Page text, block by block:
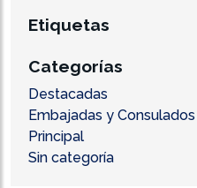
Etiquetas
Categorías
Destacadas
Embajadas y Consulados
Principal
Sin categoría